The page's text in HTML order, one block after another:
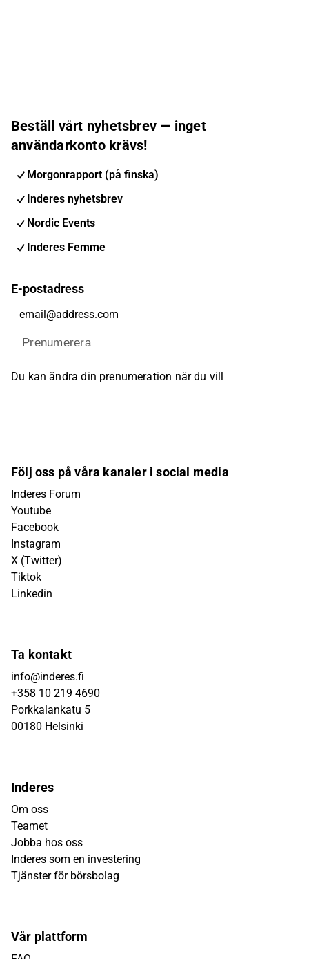
Beställ vårt nyhetsbrev — inget
användarkonto krävs!
Morgonrapport (på finska)
Inderes nyhetsbrev
Nordic Events
Inderes Femme
E-postadress
Prenumerera
Du kan ändra din prenumeration när du vill
Följ oss på våra kanaler i social media
Inderes Forum
Youtube
Facebook
Instagram
X (Twitter)
Tiktok
Linkedin
Ta kontakt
info@inderes.fi
+358 10 219 4690
Porkkalankatu 5
00180 Helsinki
Inderes
Om oss
Teamet
Jobba hos oss
Inderes som en investering
Tjänster för börsbolag
Vår plattform